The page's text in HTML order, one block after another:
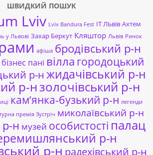
ШВИДКИЙ ПОШУК
Lviv Lviv Bandura Fest ІТ ЛЬвів Ахтем
у Львові Захар Беркут Кляштор Львів Ринок
афіша бродівський р-н
бізнес пані вілла городоцький
р-н жидачівський р-н
р-нзолочівський р-н
кам’янка-бузький р-н легенди
премія Зустріч миколаївський р-н
н музей особистості палац
р-н
р-н радехівський р-н